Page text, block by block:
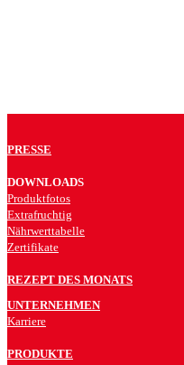
PRESSE
DOWNLOADS
Produktfotos
Extrafruchtig
Nährwerttabelle
Zertifikate
REZEPT DES MONATS
UNTERNEHMEN
Karriere
PRODUKTE